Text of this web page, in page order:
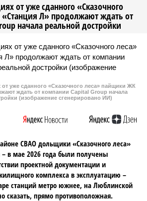
от уже сданного «Сказочного
Л» продолжают ждать от
начала реальной достройки
от уже сданного «Сказочного леса» пайщики ЖК
ждать от компании Capital Group начала
(изображение сгенерировано ИИ)
СВАО дольщики «Сказочного леса»
в мае 2026 года были получены
проектной документации и
комплекса в эксплуатацию –
станций метро южнее, на Люблинской
сказать, прямо противоположная.